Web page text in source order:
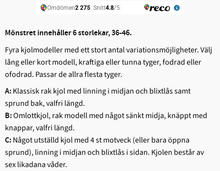
Mönstret innehåller 6 storlekar, 36-46.
Fyra kjolmodeller med ett stort antal variationsmöjligheter. Välj
lång eller kort modell, kraftiga eller tunna tyger, fodrad eller
ofodrad. Passar de allra flesta tyger.
A:Klassisk rak kjol med linning i midjan och blixtlås samt
sprund bak, valfri längd.
B:Omlottkjol, rak modell med något sänkt midja, knäppt med
knappar, valfri längd.
C:Något utställd kjol med 4 st motveck (eller bara öppna
sprund), linning i midjan och blixtlås i sidan. Kjolen består av
sex likadana våder.